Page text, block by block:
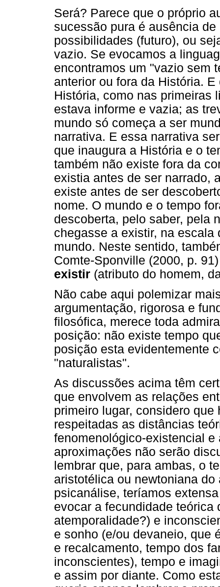
Será? Parece que o próprio
sucessão pura é ausência
possibilidades (futuro), ou
vazio. Se evocamos a
encontramos um "vazio sem
anterior ou fora da História.
História, como nas primeiras
estava informe e vazia; as
mundo só começa a ser
narrativa. E essa narrativa
que inaugura a História e o
também não existe fora da
existia antes de ser narrado,
existe antes de ser
nome. O mundo e o tempo
descoberta, pelo saber, pela
chegasse a existir, na
mundo. Neste sentido,
Comte-Sponville (2000, p.
existir (atributo do homem,
Não cabe aqui polemizar
argumentação, rigorosa e
filosófica, merece toda
posição: não existe tempo
posição esta evidentemente
"naturalistas".
As discussões acima têm
que envolvem as relações
primeiro lugar, considero
respeitadas as distâncias
fenomenológico-existencial
aproximações não serão
lembrar que, para ambas, o
aristotélica ou newtoniana
psicanálise, teríamos
evocar a fecundidade teórica
atemporalidade?) e
e sonho (e/ou devaneio, que
e recalcamento, tempo dos
inconscientes), tempo e
e assim por diante. Como